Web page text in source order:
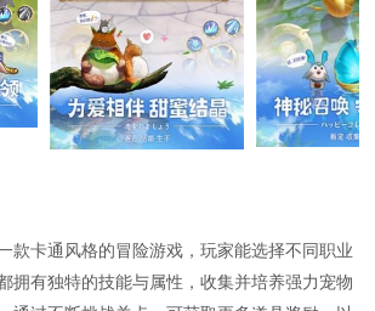
款卡通风格的冒险游戏，玩家能选择不同职业
拥有独特的技能与属性，收集并培养强力宠物